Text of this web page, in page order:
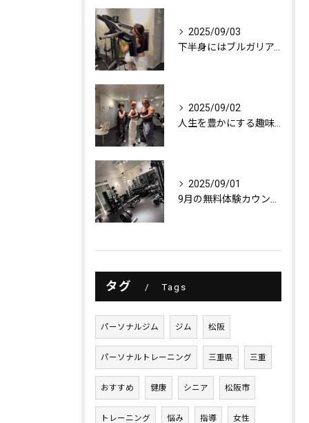
2025/09/03
2025/09/02
2025/09/01
タグ Tags
パーソナルジム ジム 松阪
パーソナルトレーニング 三重県 三重
おすすめ 健康 シニア 松阪市
トレーニング 悩み 指導 女性